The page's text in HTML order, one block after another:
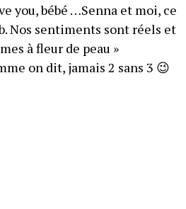
you, bébé …Senna et moi, ce
Nos sentiments sont réels et
à fleur de peau »
on dit, jamais 2 sans 3 😉